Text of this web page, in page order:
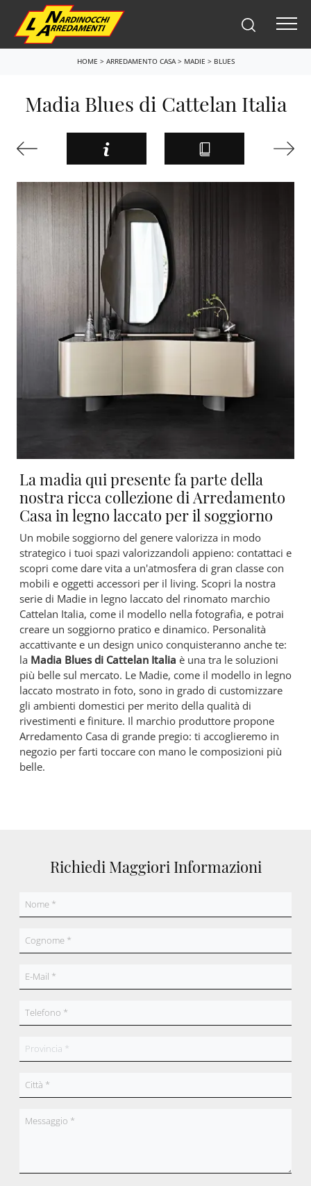
HOME > ARREDAMENTO CASA> MADIE > BLUES
Madia Blues di Cattelan Italia
La madia qui presente fa parte della
nostra ricca collezione di Arredamento
Casa in legno laccato per il soggiorno
Un mobile soggiorno del genere valorizza in modo
strategico i tuoi spazi valorizzandoli appieno: contattaci e
scopri come dare vita a un'atmosfera di gran classe con
mobili e oggetti accessori per il living. Scopri la nostra
serie di Madie in legno laccato del rinomato marchio
Cattelan Italia, come il modello nella fotografia, e potrai
creare un soggiorno pratico e dinamico. Personalità
accattivante e un design unico conquisteranno anche te:
la Madia Blues di Cattelan Italia è una tra le soluzioni
più belle sul mercato. Le Madie, come il modello in legno
laccato mostrato in foto, sono in grado di customizzare
gli ambienti domestici per merito della qualità di
rivestimenti e finiture. Il marchio produttore propone
Arredamento Casa di grande pregio: ti accoglieremo in
negozio per farti toccare con mano le composizioni più
belle.
Richiedi Maggiori Informazioni